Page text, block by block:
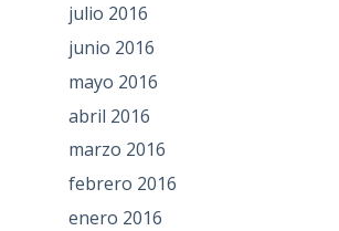
julio 2016
junio 2016
mayo 2016
abril 2016
marzo 2016
febrero 2016
enero 2016